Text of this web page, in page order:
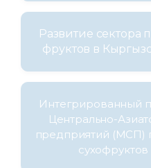
Развитие сектора
фруктов в
Интегрированный
Центрально-
предприятий (МСП)